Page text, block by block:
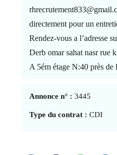
directement pour un
Rendez-vous a l’adresse
Derb omar sahat nasr rue
A 5ém étage N:40 près
Annonce n° :3445
Type du contrat : CDI